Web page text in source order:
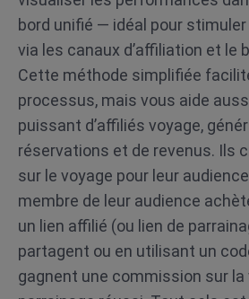
bord unifié — idéal pour
via les canaux d’affiliation et le
Cette méthode simplifiée
processus, mais vous aide
puissant d’affiliés voyage,
réservations et de revenus. Ils
sur le voyage pour leur
membre de leur audience
un lien affilié (ou lien de
partagent ou en utilisant un
gagnent une commission sur